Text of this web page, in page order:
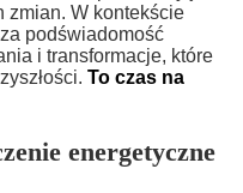
zmian. W kontekście
podświadomość
i transformacje, które
To czas na
energetyczne